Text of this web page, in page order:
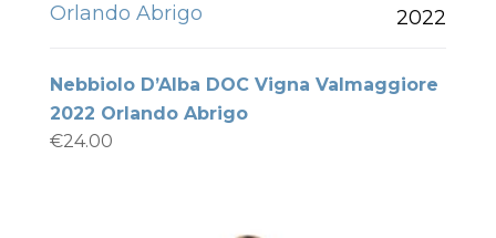
Orlando Abrigo 2022
Nebbiolo D’Alba DOC Vigna Valmaggiore
2022 Orlando Abrigo
€24.00